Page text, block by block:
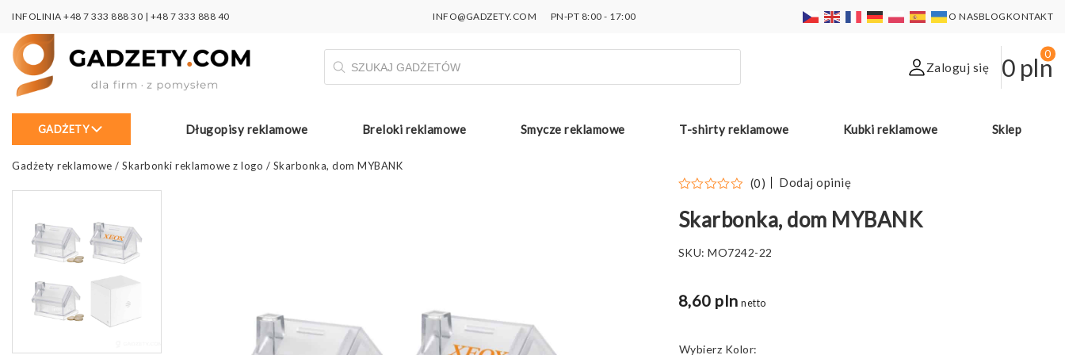
INFOLINIA +48 7 333 888 30 | +48 7 333 888 40 INFO@GADZETY.COM PN-PT 8:00 - 17:00 O NASBLOGKONTAKT
Wyszukiwarka
produktów
Zaloguj się 0 pln
0
GADŻETY Długopisy reklamowe Breloki reklamowe Smycze reklamowe T-shirty reklamowe Kubki reklamowe Sklep
Gadżety reklamowe / Skarbonki reklamowe z logo / Skarbonka, dom MYBANK
(0) Dodaj opinię
Skarbonka, dom MYBANK
SKU:MO7242-22
8,60 pln netto
Kolor